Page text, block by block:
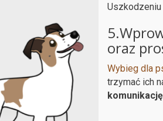
oraz
Wybieg dla
trzymać ich